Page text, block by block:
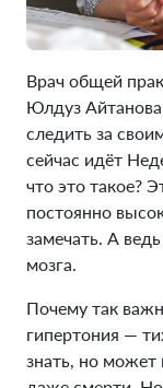
Врач общей
Юлдуз
следить за
сейчас идёт
что это такое?
постоянно
замечать. А
мозга.
Почему так
гипертония —
знать, но может